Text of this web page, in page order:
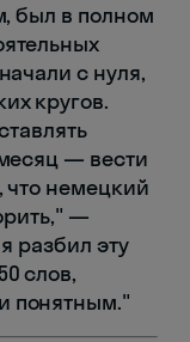
был в полном
с нуля,
кругов.
— вести
что немецкий
—
разбил эту
слов,
понятным."